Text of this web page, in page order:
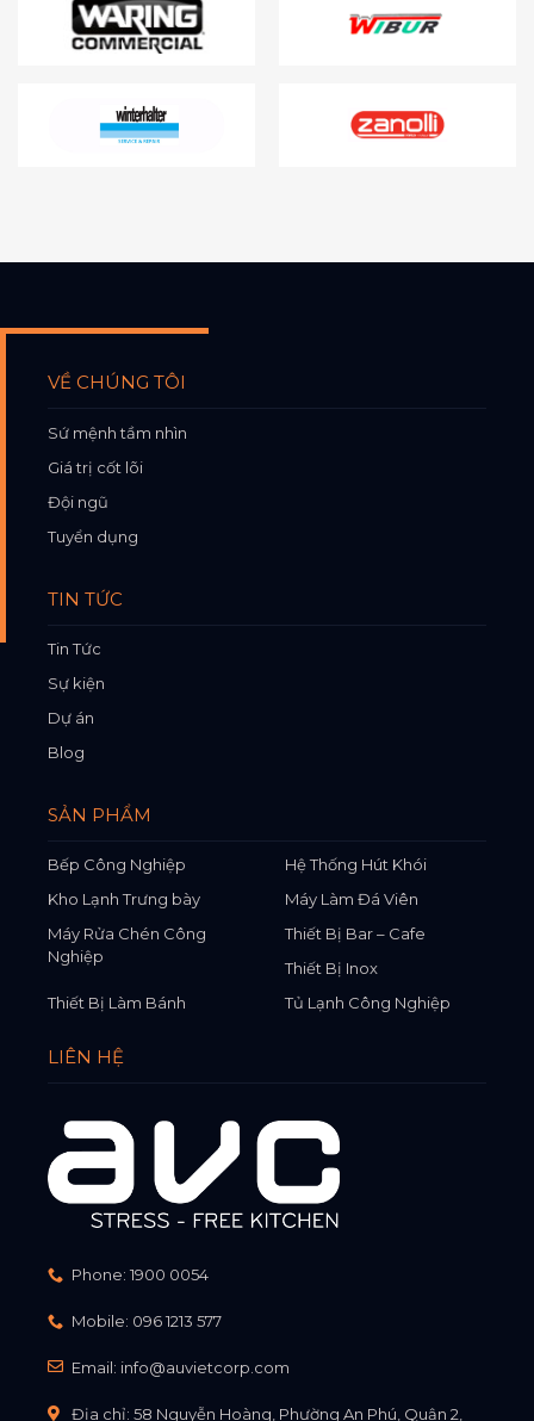
VỀ CHÚNG TÔI
Sứ mệnh tầm nhìn
Giá trị cốt lõi
Đội ngũ
Tuyển dụng
TIN TỨC
Tin Tức
Sự kiện
Dự án
Blog
SẢN PHẨM
Bếp Công Nghiệp
Hệ Thống Hút Khói
Kho Lạnh Trưng bày
Máy Làm Đá Viên
Máy Rửa Chén Công
Nghiệp
Thiết Bị Bar – Cafe
Thiết Bị Inox
Thiết Bị Làm Bánh
Tủ Lạnh Công Nghiệp
LIÊN HỆ
Phone: 1900 0054
Mobile: 096 1213 577
Email: info@auvietcorp.com
Địa chỉ: 58 Nguyễn Hoàng, Phường An Phú, Quận 2,